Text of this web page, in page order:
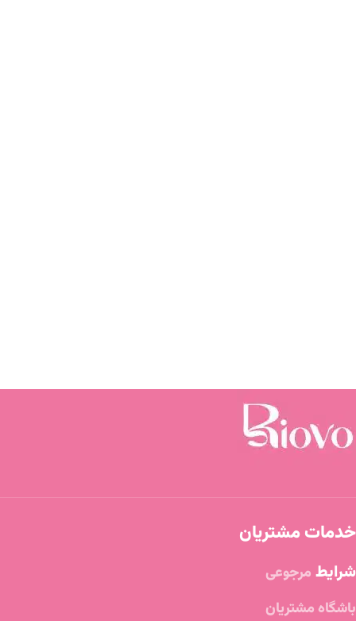
خدمات مشتریان
شرایط مرجوعی
باشگاه مشتریان